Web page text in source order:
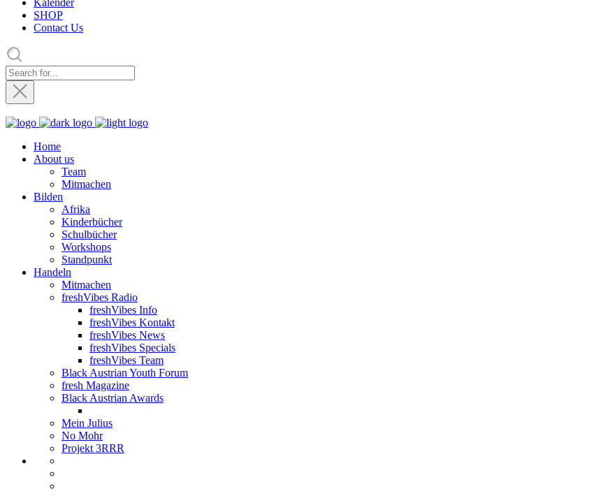
Kalender
SHOP
Contact Us
Home
About us
Team
Mitmachen
Bilden
Afrika
Kinderbücher
Schulbücher
Workshops
Standpunkt
Handeln
Mitmachen
freshVibes Radio
freshVibes Info
freshVibes Kontakt
freshVibes News
freshVibes Specials
freshVibes Team
Black Austrian Youth Forum
fresh Magazine
Black Austrian Awards
Mein Julius
No Mohr
Projekt 3RRR